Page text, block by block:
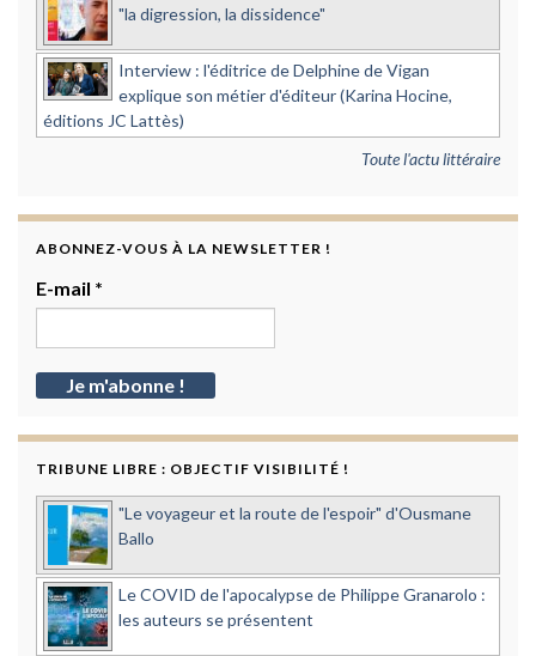
"la digression, la dissidence"
Interview : l'éditrice de Delphine de Vigan
explique son métier d'éditeur (Karina Hocine,
éditions JC Lattès)
Toute l'actu littéraire
ABONNEZ-VOUS À LA NEWSLETTER !
E-mail *
TRIBUNE LIBRE : OBJECTIF VISIBILITÉ !
"Le voyageur et la route de l'espoir" d'Ousmane
Ballo
Le COVID de l'apocalypse de Philippe Granarolo :
les auteurs se présentent